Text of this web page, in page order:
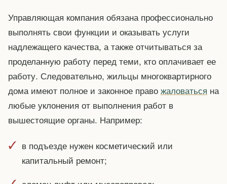
Управляющая компания обязана профессионально
выполнять свои функции и оказывать услуги
надлежащего качества, а также отчитываться за
проделанную работу перед теми, кто оплачивает ее
работу. Следовательно, жильцы многоквартирного
дома имеют полное и законное право жаловаться на
любые уклонения от выполнения работ в
вышестоящие органы. Например:
в подъезде нужен косметический или
капитальный ремонт;